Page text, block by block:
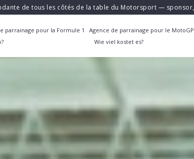
de tous les côtés de la table du Motorsport —
parrainage pour la Formule 1 Agence de parrainage pour le MotoGP
Wie viel kostet es?